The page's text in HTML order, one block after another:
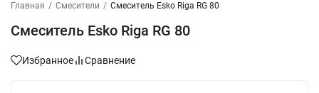
Главная / Смесители / Смеситель Esko Riga RG 80
Смеситель Esko Riga RG 80
Избранное Сравнение